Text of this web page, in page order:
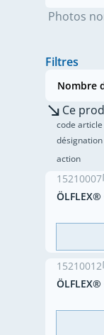
Photos
Filtres
Nombre
Ce
code article
désignation
action
15210007
ÖLFLEX®
15210012
ÖLFLEX®